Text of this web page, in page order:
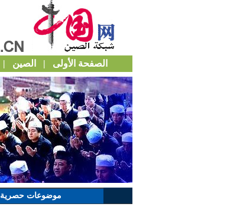
الصفحة الأولى | الصين |
موضوعات حصرية